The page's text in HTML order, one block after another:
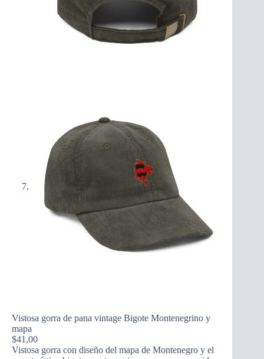
Vistosa gorra de pana vintage Bigote Montenegrino y
mapa
$41,00
Vistosa gorra con diseño del mapa de Montenegro y el